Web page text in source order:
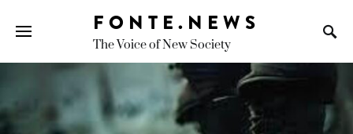
FONTE.NEWS
The Voice of New Society